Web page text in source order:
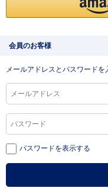
会員のお客様
メールアドレスとパスワードを
パスワードを表示する